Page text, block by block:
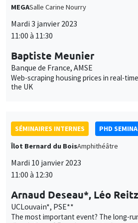
MEGASalle Carine Nourry
Mardi 3 janvier 2023
11:00 à 11:30
Baptiste Meunier
Banque de France, AMSE
Web-scraping housing prices in real-
the UK
SÉMINAIRES INTERNES
PHD
Îlot Bernard du BoisAmphithéâtre
Mardi 10 janvier 2023
11:00 à 12:30
Arnaud Deseau*, Léo
UCLouvain*, PSE**
The most important event? The long-